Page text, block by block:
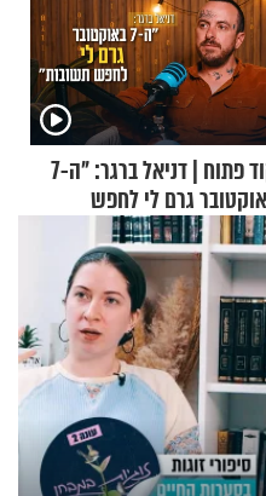
קוד פתוח | דניאל ברגר: "ה-7
גרם לי לחפש